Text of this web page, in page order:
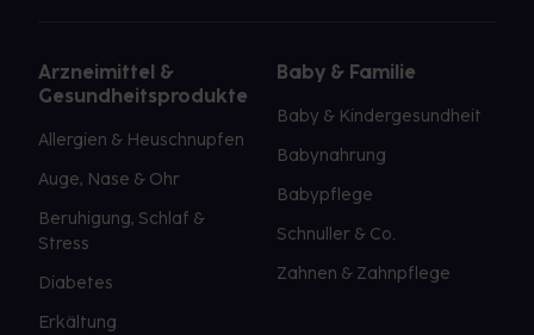
Arzneimittel &
Gesundheitsprodukte
Allergien & Heuschnupfen
Auge, Nase & Ohr
Beruhigung, Schlaf &
Stress
Diabetes
Erkältung
Baby & Familie
Baby & Kindergesundheit
Babynahrung
Babypflege
Schnuller & Co.
Zahnen & Zahnpflege